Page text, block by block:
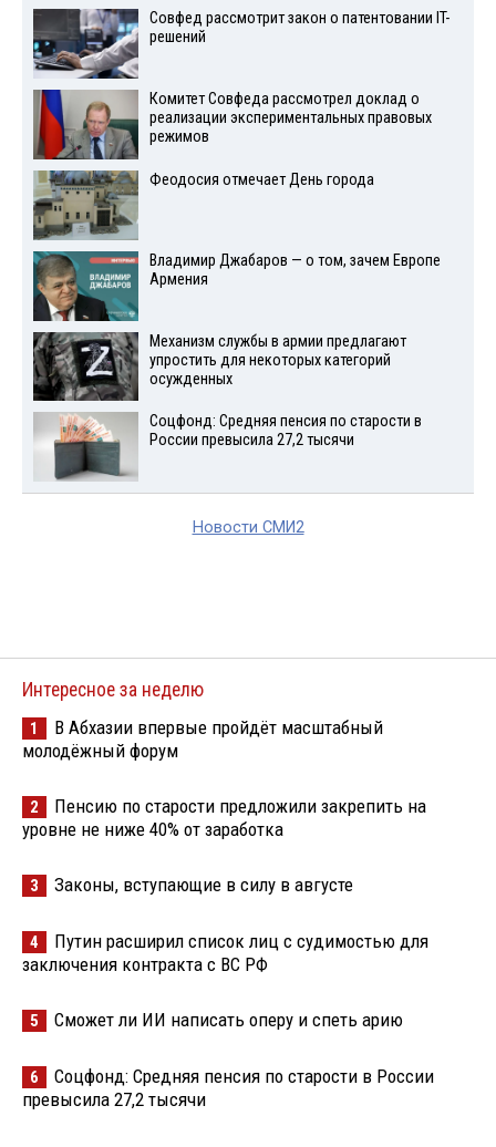
Совфед рассмотрит закон о патентовании IT-
решений
Комитет Совфеда рассмотрел доклад о
реализации экспериментальных правовых
режимов
Феодосия отмечает День города
Владимир Джабаров — о том, зачем Европе
Армения
Механизм службы в армии предлагают
упростить для некоторых категорий
осужденных
Соцфонд: Средняя пенсия по старости в
России превысила 27,2 тысячи
Новости СМИ2
Интересное за неделю
1
В Абхазии впервые пройдёт масштабный
молодёжный форум
2
Пенсию по старости предложили закрепить на
уровне не ниже 40% от заработка
3 Законы, вступающие в силу в августе
4
Путин расширил список лиц с судимостью для
заключения контракта с ВС РФ
5 Сможет ли ИИ написать оперу и спеть арию
6
Соцфонд: Средняя пенсия по старости в России
превысила 27,2 тысячи